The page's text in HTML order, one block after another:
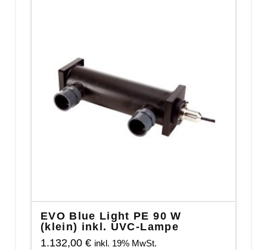
EVO Blue Light PE 90 W
(klein) inkl. UVC-Lampe
1.132,00 € inkl. 19% MwSt.